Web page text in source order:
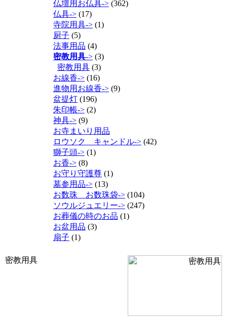
仏壇用お仏具-> (362)
仏具-> (17)
寺院用具-> (1)
厨子 (5)
法事用品 (4)
密教用具-> (3)
密教用具 (3)
お線香-> (16)
進物用お線香-> (9)
盆提灯 (196)
朱印帳-> (2)
神具-> (9)
お寺まいり用品
ロウソク キャンドル-> (42)
獅子頭-> (1)
お香-> (8)
お守り守護尊 (1)
墓参用品-> (13)
お数珠 お数珠袋-> (104)
ソウルジュエリー-> (247)
お葬儀の時のお品 (1)
お盆用品 (3)
扇子 (1)
密教用具